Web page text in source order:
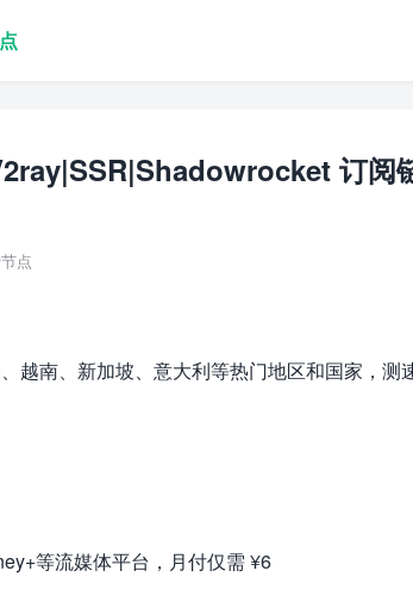
订阅
点
越南、新加坡、意大利等热门地区和国家，测
等流媒体平台，月付仅需 ¥6